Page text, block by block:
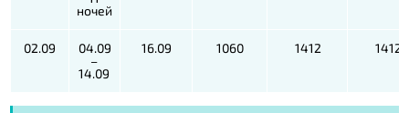
ночей
02.09
04.09
–
14.09
16.09 1060 1412 1412